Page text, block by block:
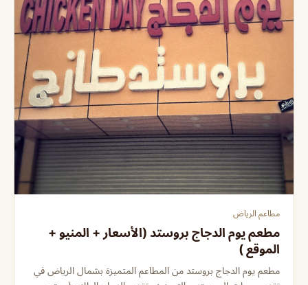
مطاعم الرياض
مطعم يوم الدجاج بروستد (الأسعار + المنيو +
الموقع )
مطعم يوم الدجاج بروستد من المطاعم المتميزة بشمال الرياض في